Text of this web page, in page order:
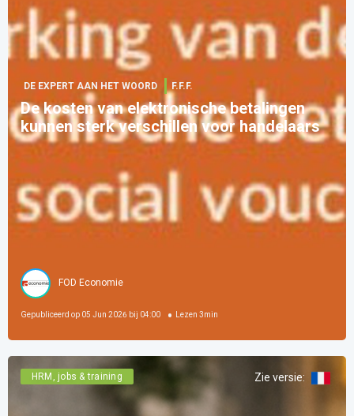
DE EXPERT AAN HET WOORD F.F.F.
De kosten van elektronische betalingen
kunnen sterk verschillen voor handelaars
FOD Economie
Gepubliceerd op 05 Jun 2026 bij 04:00 Lezen 3min
HRM, jobs & training Zie versie: